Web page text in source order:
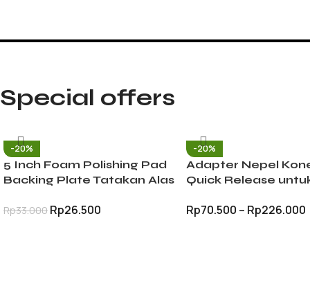
Special offers
-20%
5 Inch Foam Polishing Pad
Backing Plate Tatakan Alas
Loop
Rp33.000 Rp26.500
-20%
Adapter Nepel
Quick Release
Washer
Rp70.500 – Rp226.000